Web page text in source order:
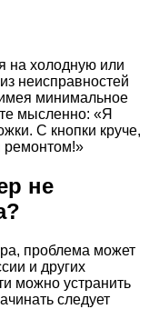
на холодную или
неисправностей
минимальное
мысленно: «Я
С кнопки круче,
ремонтом!»
не
проблема может
и других
можно устранить
следует